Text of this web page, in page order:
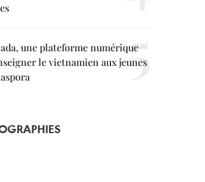
une plateforme numérique
le vietnamien aux jeunes